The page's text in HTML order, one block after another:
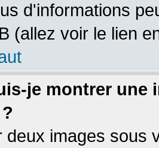
d'informations
(allez voir le lien
je montrer une
deux images sous